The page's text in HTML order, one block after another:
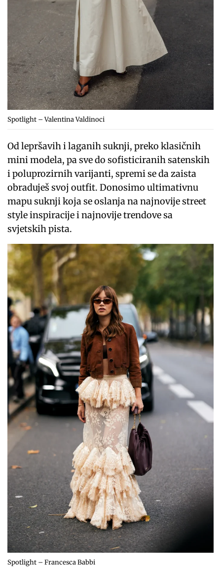
Spotlight – Valentina Valdinoci
Od lepršavih i laganih suknji, preko klasičnih
mini modela, pa sve do sofisticiranih satenskih
i poluprozirnih varijanti, spremi se da zaista
obraduješ svoj outfit. Donosimo ultimativnu
mapu suknji koja se oslanja na najnovije street
style inspiracije i najnovije trendove sa
svjetskih pista.
Spotlight – Francesca Babbi